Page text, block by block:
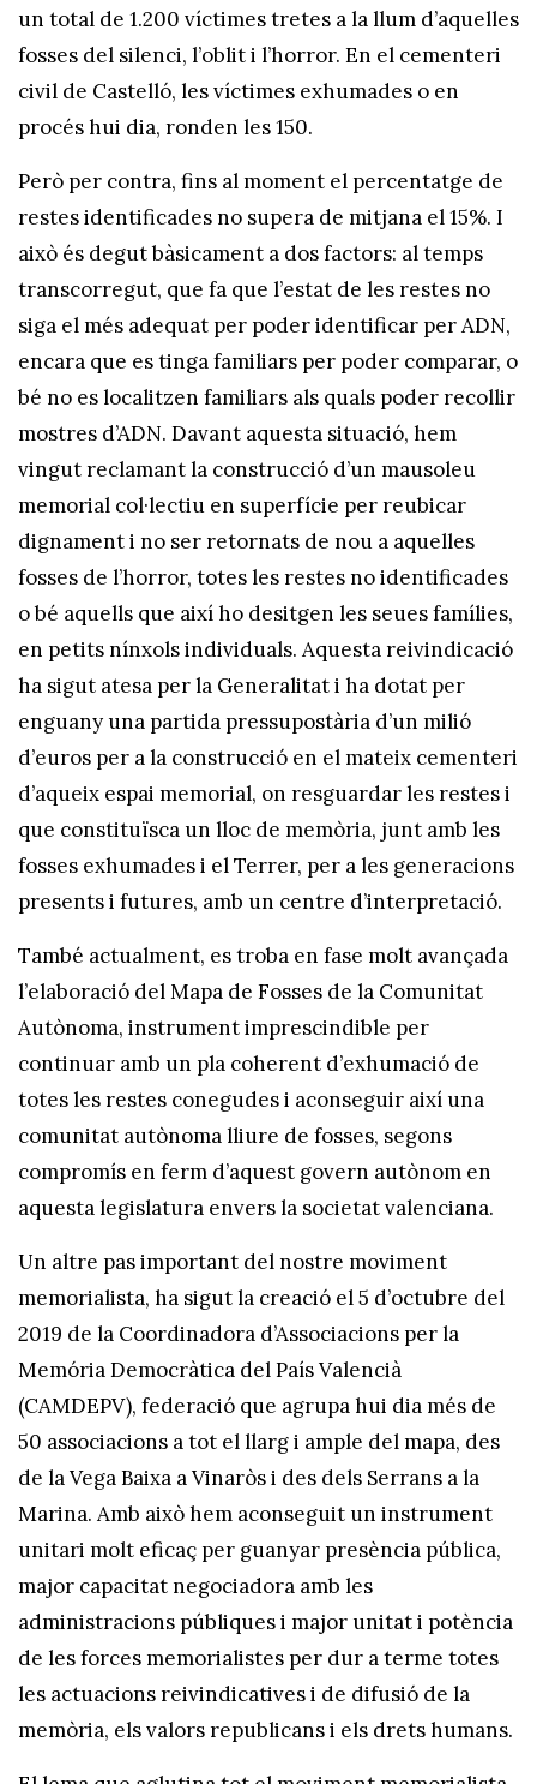
un total de 1.200 víctimes tretes a la llum d’aquelles
fosses del silenci, l’oblit i l’horror. En el cementeri
civil de Castelló, les víctimes exhumades o en
procés hui dia, ronden les 150.
Però per contra, fins al moment el percentatge de
restes identificades no supera de mitjana el 15%. I
això és degut bàsicament a dos factors: al temps
transcorregut, que fa que l’estat de les restes no
siga el més adequat per poder identificar per ADN,
encara que es tinga familiars per poder comparar, o
bé no es localitzen familiars als quals poder recollir
mostres d’ADN. Davant aquesta situació, hem
vingut reclamant la construcció d’un mausoleu
memorial col·lectiu en superfície per reubicar
dignament i no ser retornats de nou a aquelles
fosses de l’horror, totes les restes no identificades
o bé aquells que així ho desitgen les seues famílies,
en petits nínxols individuals. Aquesta reivindicació
ha sigut atesa per la Generalitat i ha dotat per
enguany una partida pressupostària d’un milió
d’euros per a la construcció en el mateix cementeri
d’aqueix espai memorial, on resguardar les restes i
que constituïsca un lloc de memòria, junt amb les
fosses exhumades i el Terrer, per a les generacions
presents i futures, amb un centre d’interpretació.
També actualment, es troba en fase molt avançada
l’elaboració del Mapa de Fosses de la Comunitat
Autònoma, instrument imprescindible per
continuar amb un pla coherent d’exhumació de
totes les restes conegudes i aconseguir així una
comunitat autònoma lliure de fosses, segons
compromís en ferm d’aquest govern autònom en
aquesta legislatura envers la societat valenciana.
Un altre pas important del nostre moviment
memorialista, ha sigut la creació el 5 d’octubre del
2019 de la Coordinadora d’Associacions per la
Memória Democràtica del País Valencià
(CAMDEPV), federació que agrupa hui dia més de
50 associacions a tot el llarg i ample del mapa, des
de la Vega Baixa a Vinaròs i des dels Serrans a la
Marina. Amb això hem aconseguit un instrument
unitari molt eficaç per guanyar presència pública,
major capacitat negociadora amb les
administracions públiques i major unitat i potència
de les forces memorialistes per dur a terme totes
les actuacions reivindicatives i de difusió de la
memòria, els valors republicans i els drets humans.